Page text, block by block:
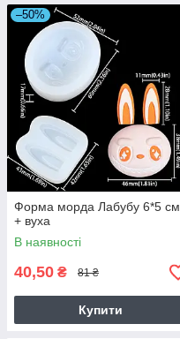
–50%
Форма морда Лабубу 6*5 см
+ вуха
В наявності
40,50 ₴ 81 ₴
Купити